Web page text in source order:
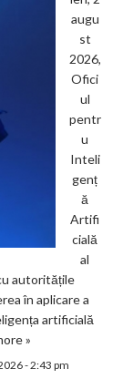
augu
st
2026,
Ofici
ul
pentr
u
Inteli
genț
ă
Artifi
cială
al
autoritățile
în aplicare a
artificială
»
- 2:43 pm